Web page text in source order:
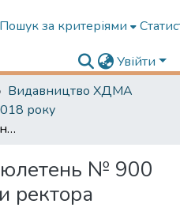
Пошук за критеріями
Увійти
Видавництво ХДМА
року
Інформаційний бюлетень № 900 Відбулися вибори ректора Херсонської державної морської академії
№ 900
ректора